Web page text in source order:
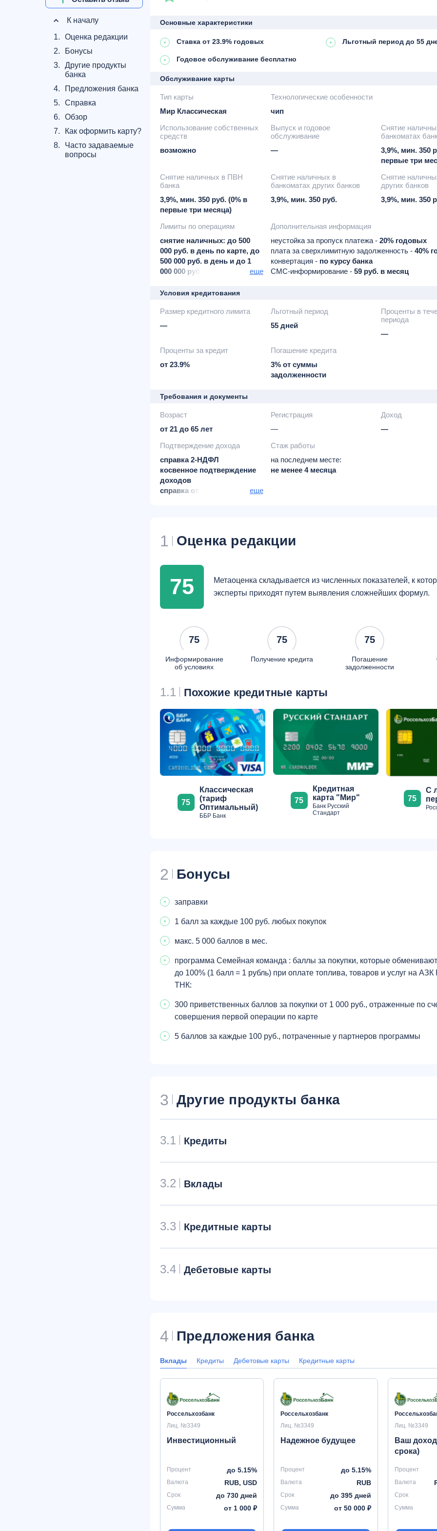
К началу
1.
Оценка редакции
2.
Бонусы
3.
Другие продукты
банка
4.
Предложения банка
5.
Справка
6.
Обзор
7.
Как оформить карту?
8.
Часто задаваемые
вопросы
Основные характеристики
Ставка от 23.9% годовых Льготный период до 55
Годовое обслуживание бесплатно
Обслуживание карты
Тип карты
Мир Классическая
Технологические особенности
чип
Использование собственных
средств
возможно
Выпуск и годовое
обслуживание
—
Снятие
банкоматах
3,9%, мин. 350
первые три
Снятие наличных в ПВН
банка
3,9%, мин. 350 руб. (0% в
первые три месяца)
Снятие наличных в
банкоматах других банков
3,9%, мин. 350 руб.
Снятие
других банков
3,9%, мин. 350
Лимиты по операциям
снятие наличных: до 500
000 руб. в день по карте, до
500 000 руб. в день и до 1
000 000 руб. в месяц по
еще
Дополнительная информация
неустойка за пропуск платежа - 20% годовых
плата за сверхлимитную задолженность - 40%
конвертация - по курсу банка
СМС-информирование - 59 руб. в месяц
Условия кредитования
Размер кредитного лимита
—
Льготный период
55 дней
Проценты в
периода
—
Проценты за кредит
от 23.9%
Погашение кредита
3% от суммы
задолженности
Требования и документы
Возраст
от 21 до 65 лет
Регистрация
—
Доход
—
Подтверждение дохода
справка 2-НДФЛ
косвенное подтверждение
доходов
справка от работодателя по
еще
Стаж работы
на последнем месте:
не менее 4 месяца
1 Оценка редакции
75
Метаоценка складывается из численных показателей, к
эксперты приходят путем выявления сложнейших формул.
75
Информирование
об условиях
75
Получение кредита
75
Погашение
задолженности
1.1 Похожие кредитные карты
75
Классическая
(тариф
Оптимальный)
ББР Банк
75
Кредитная
карта "Мир"
Банк Русский
Стандарт
75
С
2 Бонусы
заправки
1 балл за каждые 100 руб. любых покупок
макс. 5 000 баллов в мес.
программа Семейная команда : баллы за покупки, которые
до 100% (1 балл = 1 рубль) при оплате топлива, товаров и услуг на АЗК
ТНК:
300 приветственных баллов за покупки от 1 000 руб., отраженные по
совершения первой операции по карте
5 баллов за каждые 100 руб., потраченные у партнеров программы
3 Другие продукты банка
3.1 Кредиты
3.2 Вклады
3.3 Кредитные карты
3.4 Дебетовые карты
4 Предложения банка
Вклады Кредиты Дебетовые карты Кредитные карты
Россельхозбанк
Лиц. №3349
Инвестиционный
Процент до 5.15%
Валюта RUB, USD
Срок до 730 дней
Сумма от 1 000 ₽
Россельхозбанк
Лиц. №3349
Надежное будущее
Процент до 5.15%
Валюта RUB
Срок до 395 дней
Сумма от 50 000 ₽
Лиц. №3349
Ваш
срока)
Процент
Валюта
Срок
Сумма